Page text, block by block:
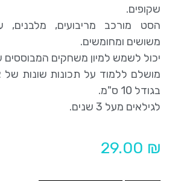
שקופים.
הסט מורכב מריבועים, מלבנים,
משושים ומחומשים.
יכול לשמש למיון משחקים המבוססים
מושלם ללמוד על תכונות שונות של
בגודל 10 ס"מ.
לגילאים מעל 3 שנים.
29.00 ₪